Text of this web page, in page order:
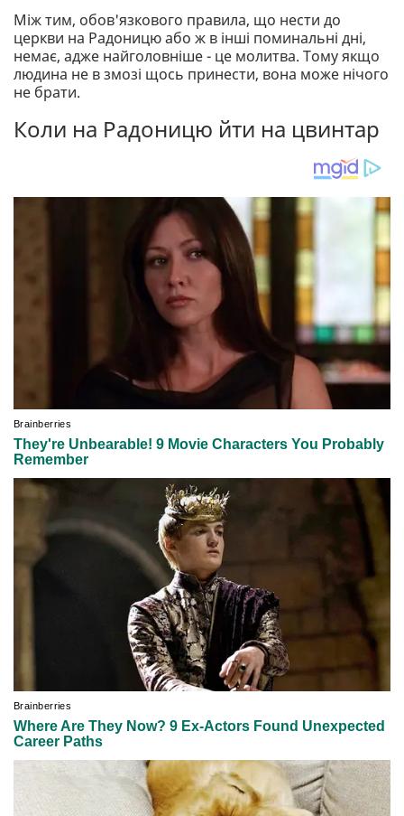
Між тим, обов'язкового правила, що нести до
церкви на Радоницю або ж в інші поминальні дні,
немає, адже найголовніше - це молитва. Тому якщо
людина не в змозі щось принести, вона може нічого
не брати.
Коли на Радоницю йти на цвинтар